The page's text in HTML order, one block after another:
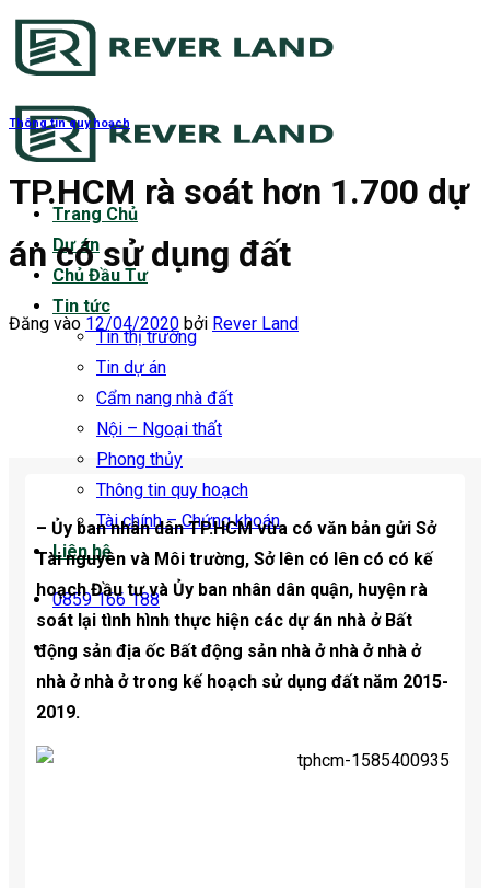
Bỏ
qua
dung
Trang Chủ
Dự án
Chủ Đầu Tư
Tin tức
Tin thị trường
Tin dự án
Cẩm nang nhà đất
Nội – Ngoại thất
Phong thủy
Thông tin quy hoạch
Tài chính – Chứng khoán
Liên hệ
0859 166 188
Thông tin quy hoạch
TP.HCM rà soát hơn 1.700 dự
án có sử dụng đất
Đăng vào 12/04/2020 bởi Rever Land
– Ủy ban nhân dân TP.HCM vừa có văn bản gửi Sở
Tài nguyên và Môi trường, Sở lên có lên có có kế
hoạch Đầu tư và Ủy ban nhân dân quận, huyện rà
soát lại tình hình thực hiện các dự án nhà ở Bất
động sản địa ốc Bất động sản nhà ở nhà ở nhà ở
nhà ở nhà ở trong kế hoạch sử dụng đất năm 2015-
2019.